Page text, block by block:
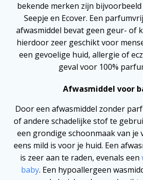
bekende merken zijn bijvoorbeeld
Seepje en Ecover. Een
afwasmiddel bevat geen geur- of
hierdoor zeer geschikt voor
een gevoelige huid, allergie of
geval voor 100%
Afwasmiddel voor
Door een afwasmiddel zonder
of andere schadelijke stof te
een grondige schoonmaak van je
eens mild is voor je huid. Een
is zeer aan te raden, evenals een
baby. Een hypoallergeen